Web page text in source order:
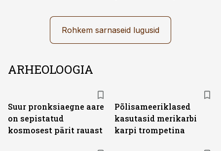
Rohkem sarnaseid lugusid
ARHEOLOOGIA
Suur pronksiaegne aare
on sepistatud
kosmosest pärit rauast
Põlisameeriklased
kasutasid merikarbi
karpi trompetina